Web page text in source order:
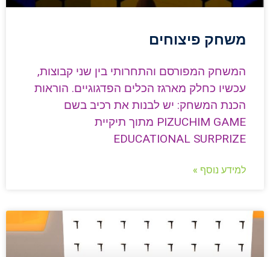
משחק פיצוחים
המשחק המפורסם והתחרותי בין שני קבוצות,
עכשיו כחלק מארגז הכלים הפדגוגיים. הוראות
הכנת המשחק: יש לבנות את רכיב בשם
PIZUCHIM GAME מתוך תיקיית
EDUCATIONAL SURPRIZE
למידע נוסף »